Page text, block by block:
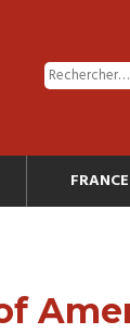
FRANCE